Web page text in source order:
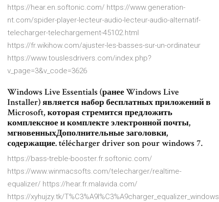
https://hear.en.softonic.com/ https://www.generation-
nt.com/spider-player-lecteur-audio-lecteur-audio-alternatif-
telecharger-telechargement-45102.html
https://fr.wikihow.com/ajuster-les-basses-sur-un-ordinateur
https://www.touslesdrivers.com/index.php?
v_page=3&v_code=3626
Windows Live Essentials (ранее Windows Live
Installer) является набор бесплатных приложений в
Microsoft, которая стремится предложить
комплексное и комплекте электронной почты,
мгновенныхДополнительные заголовки,
содержащие. télécharger driver son pour windows 7.
https://bass-treble-booster.fr.softonic.com/
https://www.winmacsofts.com/telecharger/realtime-
equalizer/ https://hear.fr.malavida.com/
https://xyhujzy.tk/